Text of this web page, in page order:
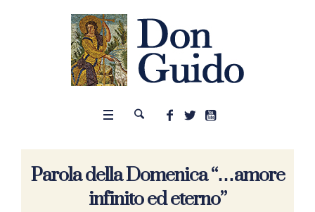
Parola della Domenica “…amore
infinito ed eterno”